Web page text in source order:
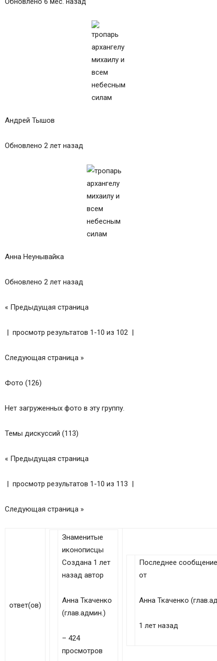
Андрей Тышов
Обновлено 2 лет назад
Анна Неунывайка
Обновлено 2 лет назад
« Предыдущая страница
| просмотр результатов 1-10 из 102 |
Следующая страница »
Фото (126)
Нет загруженных фото в эту группу.
Темы дискуссий (113)
« Предыдущая страница
| просмотр результатов 1-10 из 113 |
Следующая страница »
ответ(ов)
Знаменитые
иконописцы
Создана 1 лет
назад автор
Анна Ткаченко
(глав.админ.)
– 424
просмотров
Последнее сообщение
от
Анна Ткаченко
1 лет назад